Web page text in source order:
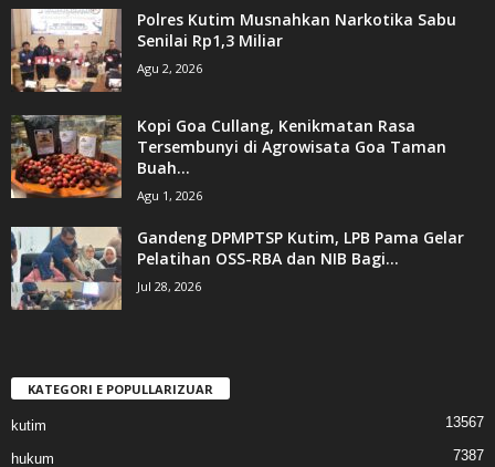
Polres Kutim Musnahkan Narkotika Sabu
Senilai Rp1,3 Miliar
Agu 2, 2026
Kopi Goa Cullang, Kenikmatan Rasa
Tersembunyi di Agrowisata Goa Taman
Buah...
Agu 1, 2026
Gandeng DPMPTSP Kutim, LPB Pama Gelar
Pelatihan OSS-RBA dan NIB Bagi...
Jul 28, 2026
KATEGORI E POPULLARIZUAR
kutim 13567
hukum 7387